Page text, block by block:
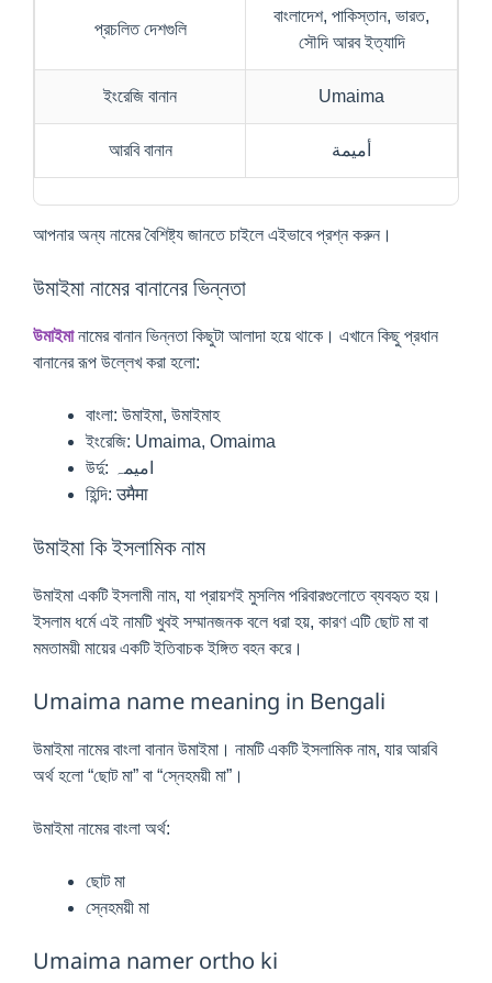
প্রচলিত দেশগুলি
বাংলাদেশ, পাকিস্তান, ভারত,
সৌদি আরব ইত্যাদি
ইংরেজি বানান Umaima
আরবি বানান أميمة
আপনার অন্য নামের বৈশিষ্ট্য জানতে চাইলে এইভাবে প্রশ্ন করুন।
উমাইমা নামের বানানের ভিন্নতা
উমাইমানামের বানান ভিন্নতা কিছুটা আলাদা হয়ে থাকে। এখানে কিছু প্রধান
বানানের রূপ উল্লেখ করা হলো:
বাংলা: উমাইমা, উমাইমাহ
ইংরেজি: Umaima, Omaima
উর্দু: امیمہ
হিন্দি: उमैमा
উমাইমা কি ইসলামিক নাম
উমাইমা একটি ইসলামী নাম, যা প্রায়শই মুসলিম পরিবারগুলোতে ব্যবহৃত হয়।
ইসলাম ধর্মে এই নামটি খুবই সম্মানজনক বলে ধরা হয়, কারণ এটি ছোট মা বা
মমতাময়ী মায়ের একটি ইতিবাচক ইঙ্গিত বহন করে।
Umaima name meaning in Bengali
উমাইমা নামের বাংলা বানান উমাইমা। নামটি একটি ইসলামিক নাম, যার আরবি
অর্থ হলো “ছোট মা” বা “স্নেহময়ী মা”।
উমাইমা নামের বাংলা অর্থ:
ছোট মা
স্নেহময়ী মা
Umaima namer ortho ki